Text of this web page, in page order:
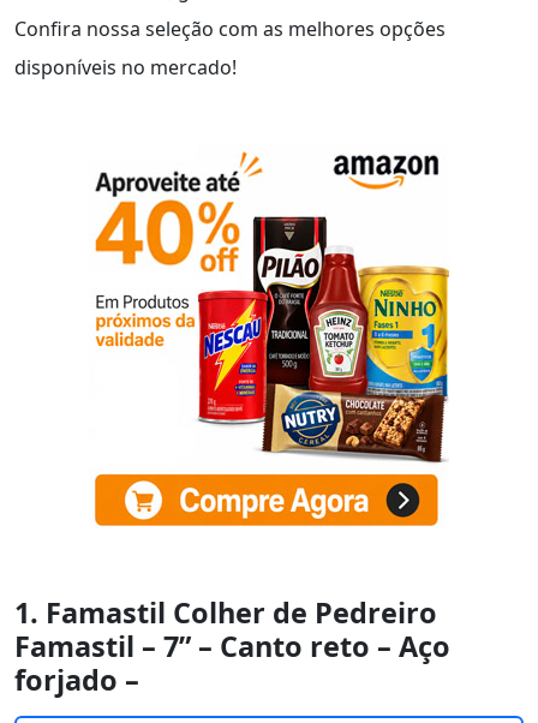
Confira nossa seleção com as melhores opções
disponíveis no mercado!
1. Famastil Colher de Pedreiro
Famastil – 7” – Canto reto – Aço
forjado –